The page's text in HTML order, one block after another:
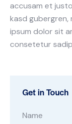
accusam et
kasd
ipsum dolor sit
consetetur
Get in Touch